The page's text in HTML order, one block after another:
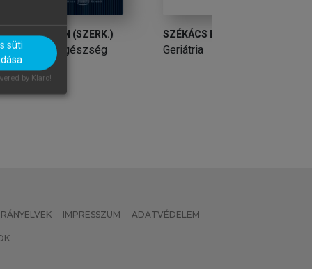
SZÉKÁCS BÉLA (SZERK.)
Geriátria
IMPRESSZUM ADATVÉDELEM
süti
by Klaro!